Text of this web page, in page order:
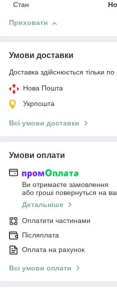
Стан
Приховати
Умови доставки
Доставка здійснюється тільки
Нова Пошта
Укрпошта
Всі умови доставки
Умови оплати
Ви отримаєте замовлення
або гроші повернуться на
Детальніше
Оплатити частинами
Післяплата
Оплата на рахунок
Всі умови оплати